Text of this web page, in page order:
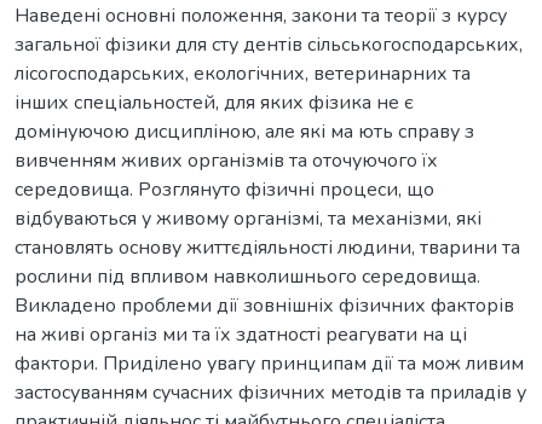
Наведені основні положення, закони та теорії з курсу
загальної фізики для сту­ дентів сільськогосподарських,
лісогосподарських, екологічних, ветеринарних та
інших спеціальностей, для яких фізика не є
домінуючою дисципліною, але які ма­ ють справу з
вивченням живих організмів та оточуючого їх
середовища. Розглянуто фізичні процеси, що
відбуваються у живому організмі, та механізми, які
становлять основу життєдіяльності людини, тварини та
рослини під впливом навколишнього середовища.
Викладено проблеми дії зовнішніх фізичних факторів
на живі організ­ ми та їх здатності реагувати на ці
фактори. Приділено увагу принципам дії та мож­ ливим
застосуванням сучасних фізичних методів та приладів у